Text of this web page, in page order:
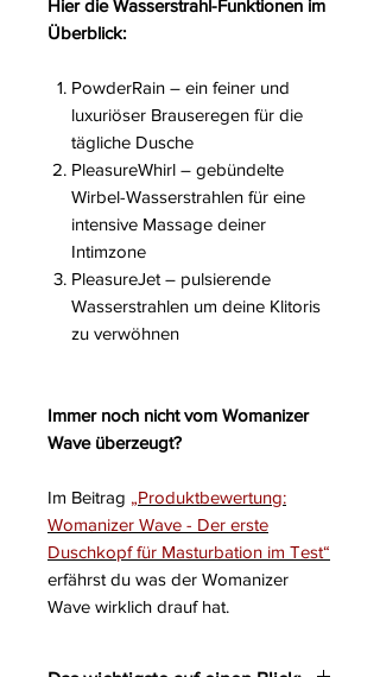
Hier die Wasserstrahl-Funktionen im
Überblick:
PowderRain – ein feiner und
luxuriöser Brauseregen für die
tägliche Dusche
PleasureWhirl – gebündelte
Wirbel-Wasserstrahlen für eine
intensive Massage deiner
Intimzone
PleasureJet – pulsierende
Wasserstrahlen um deine Klitoris
zu verwöhnen
Immer noch nicht vom Womanizer
Wave überzeugt?
Im Beitrag „Produktbewertung:
Womanizer Wave - Der erste
Duschkopf für Masturbation im Test“
erfährst du was der Womanizer
Wave wirklich drauf hat.